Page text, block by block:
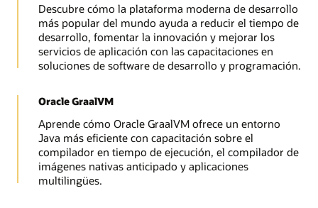
Descubre cómo la plataforma moderna de desarrollo
más popular del mundo ayuda a reducir el tiempo de
desarrollo, fomentar la innovación y mejorar los
servicios de aplicación con las capacitaciones en
soluciones de software de desarrollo y programación.
Oracle GraalVM
Aprende cómo Oracle GraalVM ofrece un entorno
Java más eficiente con capacitación sobre el
compilador en tiempo de ejecución, el compilador de
imágenes nativas anticipado y aplicaciones
multilingües.